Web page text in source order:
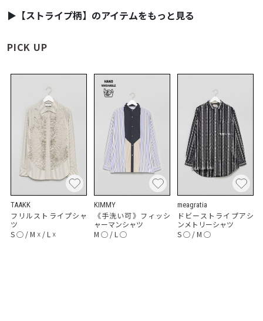
▶【ストライプ柄】のアイテムをもっと見る
PICK UP
TAAKK
フリルストライプシャ
ツ
S◯ /M ☓ /L ☓
KIMMY
《手洗い可》フィッシ
ャーマンシャツ
M ◯ /L ◯
meagratia
ドビーストライプアシ
ンメトリーシャツ
S◯ /M ◯